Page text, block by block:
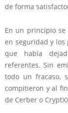
de forma
En un principio
en seguridad y
que había
referentes. Sin
todo un fracaso,
compitieron y al
de Cerber o